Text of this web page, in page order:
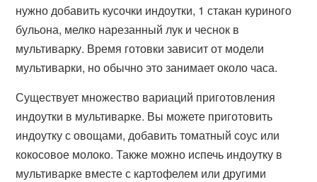
нужно добавить кусочки индоутки, 1 стакан куриного
бульона, мелко нарезанный лук и чеснок в
мультиварку. Время готовки зависит от модели
мультиварки, но обычно это занимает около часа.
Существует множество вариаций приготовления
индоутки в мультиварке. Вы можете приготовить
индоутку с овощами, добавить томатный соус или
кокосовое молоко. Также можно испечь индоутку в
мультиварке вместе с картофелем или другими